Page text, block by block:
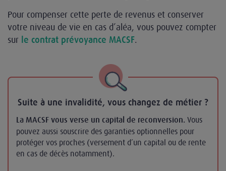
Pour compenser cette perte de revenus et conserver
votre niveau de vie en cas d’aléa, vous pouvez compter
sur le contrat prévoyance MACSF.
Suite à une invalidité, vous changez de métier ?
La MACSF vous verse un capital de reconversion. Vous
pouvez aussi souscrire des garanties optionnelles pour
protéger vos proches (versement d’un capital ou de rente
en cas de décès notamment).